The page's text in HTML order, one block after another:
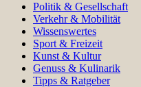
Politik & Gesellschaft
Verkehr & Mobilität
Wissenswertes
Sport & Freizeit
Kunst & Kultur
Genuss & Kulinarik
Tipps & Ratgeber